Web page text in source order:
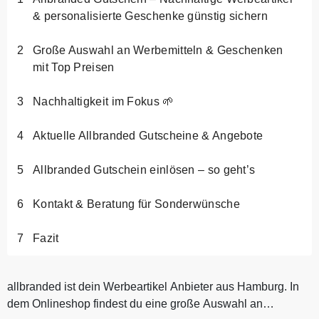
& personalisierte Geschenke günstig sichern
Große Auswahl an Werbemitteln & Geschenken
mit Top Preisen
Nachhaltigkeit im Fokus 🌱
Aktuelle Allbranded Gutscheine & Angebote
Allbranded Gutschein einlösen – so geht’s
Kontakt & Beratung für Sonderwünsche
Fazit
allbranded ist dein Werbeartikel Anbieter aus Hamburg. In
dem Onlineshop findest du eine große Auswahl an